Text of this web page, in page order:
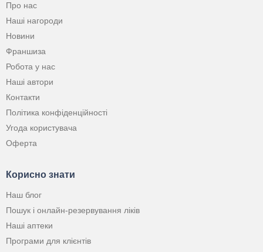
Про нас
Наші нагороди
Новини
Франшиза
Робота у нас
Наші автори
Контакти
Політика конфіденційності
Угода користувача
Оферта
Корисно знати
Наш блог
Пошук і онлайн-резервування ліків
Наші аптеки
Програми для клієнтів